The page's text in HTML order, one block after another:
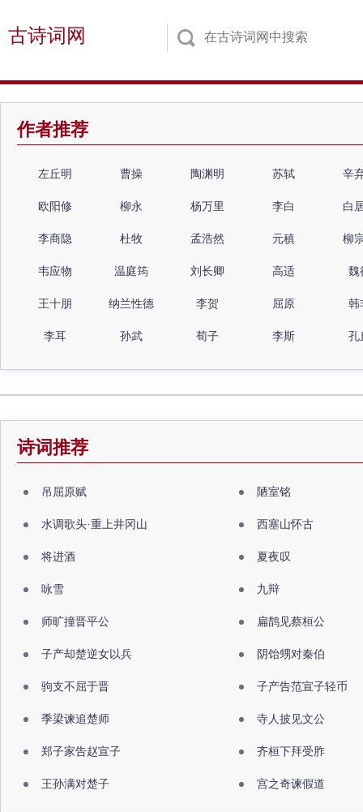
古诗词网
作者推荐
左丘明 曹操 陶渊明 苏轼 辛
欧阳修 柳永 杨万里 李白 白
李商隐 杜牧 孟浩然 元稹 柳
韦应物 温庭筠 刘长卿 高适 魏
王十朋 纳兰性德 李贺 屈原 韩
李耳 孙武 荀子 李斯 孔
诗词推荐
吊屈原赋 陋室铭
水调歌头·重上井冈山 西塞山怀古
将进酒 夏夜叹
咏雪 九辩
师旷撞晋平公 扁鹊见蔡桓公
子产却楚逆女以兵 阴饴甥对秦伯
驹支不屈于晋 子产告范宣子轻币
季梁谏追楚师 寺人披见文公
郑子家告赵宣子 齐桓下拜受胙
王孙满对楚子 宫之奇谏假道